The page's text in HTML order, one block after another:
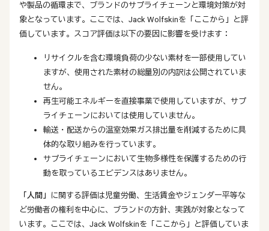
や製品の循環まで、ブランドのサプライチェーンと環境対策が対
象となっています。ここでは、Jack Wolfskinを「ここから」と評
価しています。スコア評価は以下の要因に影響を受けます：
リサイクルを含む環境負荷の少ない素材を一部使用してい
ますが、使用された素材の総量別の内訳は公開されていま
せん。
再生可能エネルギーを直接事業で使用していますが、サプ
ライチェーンにおいては使用していません。
輸送・配送からの温室効果ガス排出量を削減するために具
体的な取り組みを行っています。
サプライチェーンにおいて生物多様性を保護するための行
動を取っているエビデンスはありません。
「人間」
に関する評価は児童労働、生活賃金やジェンダー平等な
ど労働者の権利を中心に、ブランドの方針、実践が対象となって
います。ここでは、Jack Wolfskinを「ここから」と評価していま